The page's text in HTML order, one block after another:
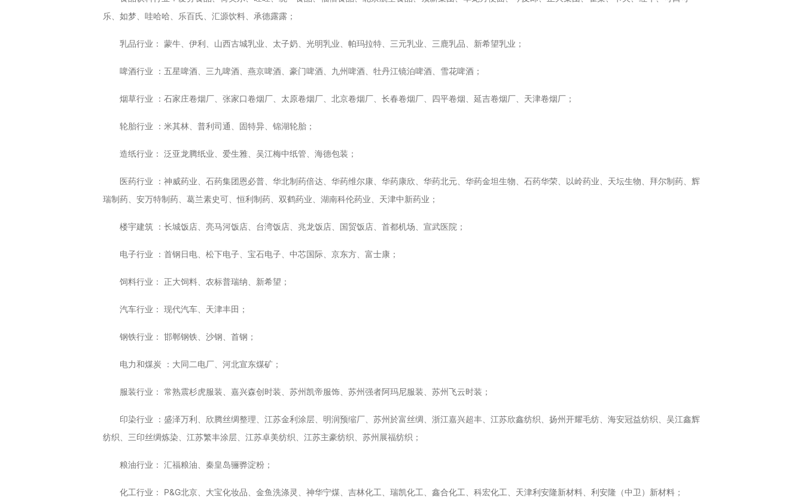
乐、如梦、哇哈哈、乐百氏、汇源饮料、承德露露；
乳品行业： 蒙牛、伊利、山西古城乳业、太子奶、光明乳业、帕玛拉特、三元乳业、三鹿乳品、新希望乳业；
啤酒行业 ：五星啤酒、三九啤酒、燕京啤酒、豪门啤酒、九州啤酒、牡丹江镜泊啤酒、雪花啤酒；
烟草行业 ：石家庄卷烟厂、张家口卷烟厂、太原卷烟厂、北京卷烟厂、长春卷烟厂、四平卷烟、延吉卷烟厂、天津卷烟厂；
轮胎行业 ：米其林、普利司通、固特异、锦湖轮胎；
造纸行业： 泛亚龙腾纸业、爱生雅、吴江梅中纸管、海德包装；
医药行业 ：神威药业、石药集团恩必普、华北制药倍达、华药维尔康、华药康欣、华药北元、华药金坦生物、石药华荣、以岭药业、天坛生物、拜尔制药、辉
瑞制药、安万特制药、葛兰素史可、恒利制药、双鹤药业、湖南科伦药业、天津中新药业；
楼宇建筑 ：长城饭店、亮马河饭店、台湾饭店、兆龙饭店、国贸饭店、首都机场、宣武医院；
电子行业 ：首钢日电、松下电子、宝石电子、中芯国际、京东方、富士康；
饲料行业： 正大饲料、农标普瑞纳、新希望；
汽车行业： 现代汽车、天津丰田；
钢铁行业： 邯郸钢铁、沙钢、首钢；
电力和煤炭 ：大同二电厂、河北宣东煤矿；
服装行业： 常熟震杉虎服装、嘉兴森创时装、苏州凯帝服饰、苏州强者阿玛尼服装、苏州飞云时装；
印染行业 ：盛泽万利、欣腾丝绸整理、江苏金利涂层、明润预缩厂、苏州於富丝绸、浙江嘉兴超丰、江苏欣鑫纺织、扬州开耀毛纺、海安冠益纺织、吴江鑫辉
纺织、三印丝绸炼染、江苏繁丰涂层、江苏卓美纺织、江苏主豪纺织、苏州展福纺织；
粮油行业： 汇福粮油、秦皇岛骊骅淀粉；
化工行业： P&G北京、大宝化妆品、金鱼洗涤灵、神华宁煤、吉林化工、瑞凯化工、鑫合化工、科宏化工、天津利安隆新材料、利安隆（中卫）新材料；